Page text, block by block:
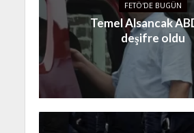
FETÖ'DE BUGÜN
Temel Alsancak
deşifre oldu